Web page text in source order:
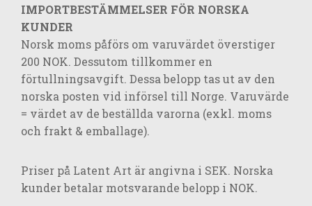
IMPORTBESTÄMMELSER FÖR NORSKA
KUNDER
Norsk moms påförs om varuvärdet överstiger
200 NOK. Dessutom tillkommer en
förtullningsavgift. Dessa belopp tas ut av den
norska posten vid införsel till Norge. Varuvärde
= värdet av de beställda varorna (exkl. moms
och frakt & emballage).
Priser på Latent Art är angivna i SEK. Norska
kunder betalar motsvarande belopp i NOK.